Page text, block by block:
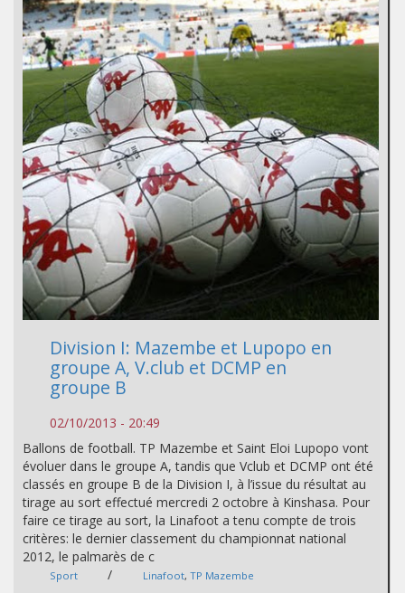
Division I: Mazembe et Lupopo en
groupe A, V.club et DCMP en
groupe B
02/10/2013 - 20:49
Ballons de football. TP Mazembe et Saint Eloi Lupopo vont
évoluer dans le groupe A, tandis que Vclub et DCMP ont été
classés en groupe B de la Division I, à l’issue du résultat au
tirage au sort effectué mercredi 2 octobre à Kinshasa. Pour
faire ce tirage au sort, la Linafoot a tenu compte de trois
critères: le dernier classement du championnat national
2012, le palmarès de c
Sport / Linafoot, TP Mazembe